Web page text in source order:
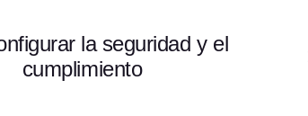
la seguridad y el
cumplimiento